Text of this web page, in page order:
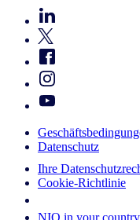
Datenschutz
Ihre
Cookie-Richtlinie
NIQ in your country